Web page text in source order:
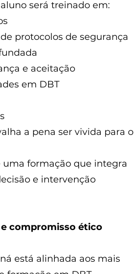
será treinado em:
protocolos de segurança
e aceitação
em DBT
a pena ser vivida para o
uma formação que integra
e intervenção
compromisso ético
está alinhada aos mais